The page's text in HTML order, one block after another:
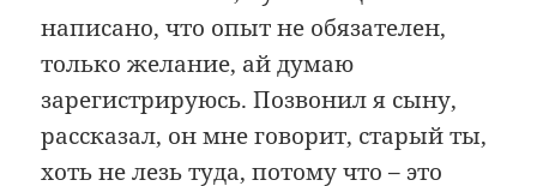
написано, что опыт не обязателен,
только желание, ай думаю
зарегистрируюсь. Позвонил я сыну,
рассказал, он мне говорит, старый ты,
хоть не лезь туда, потому что – это